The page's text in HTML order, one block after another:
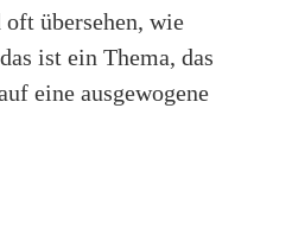
übersehen, wie
ist ein Thema, das
eine ausgewogene